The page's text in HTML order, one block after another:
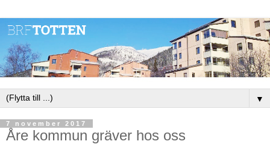
▼
7 november 2017
Åre kommun gräver hos oss